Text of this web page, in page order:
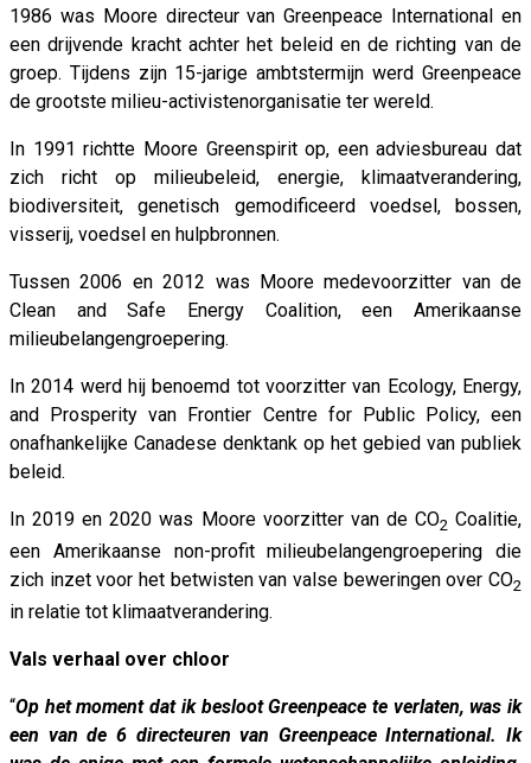
1986 was Moore directeur van Greenpeace International en
een drijvende kracht achter het beleid en de richting van de
groep. Tijdens zijn 15-jarige ambtstermijn werd Greenpeace
de grootste milieu-activistenorganisatie ter wereld.
In 1991 richtte Moore Greenspirit op, een adviesbureau dat
zich richt op milieubeleid, energie, klimaatverandering,
biodiversiteit, genetisch gemodificeerd voedsel, bossen,
visserij, voedsel en hulpbronnen.
Tussen 2006 en 2012 was Moore medevoorzitter van de
Clean and Safe Energy Coalition, een Amerikaanse
milieubelangengroepering.
In 2014 werd hij benoemd tot voorzitter van Ecology, Energy,
and Prosperity van Frontier Centre for Public Policy, een
onafhankelijke Canadese denktank op het gebied van publiek
beleid.
In 2019 en 2020 was Moore voorzitter van de CO2 Coalitie,
een Amerikaanse non-profit milieubelangengroepering die
zich inzet voor het betwisten van valse beweringen over CO2
in relatie tot klimaatverandering.
Vals verhaal over chloor
“Op het moment dat ik besloot Greenpeace te verlaten, was ik
een van de 6 directeuren van Greenpeace International. Ik